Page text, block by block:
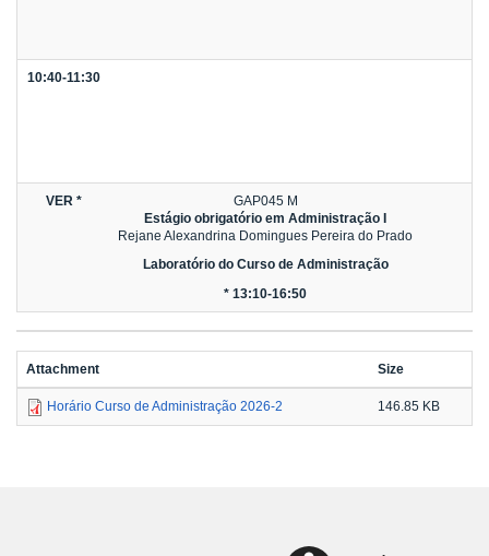
10:40-11:30
VER *
GAP045 M
Estágio obrigatório em Administração I
Rejane Alexandrina Domingues Pereira do Prado
Laboratório do Curso de Administração
* 13:10-16:50
Attachment Size
Horário Curso de Administração 2026-2 146.85 KB